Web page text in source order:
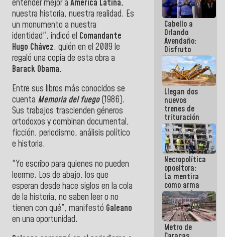
entender mejor a América Latina,
nuestra historia, nuestra realidad. Es
un monumento a nuestra
identidad", indicó el Comandante
Hugo Chávez, quién en el 2009 le
regaló una copia de esta obra a
Barack Obama.
Entre sus libros más conocidos se
cuenta Memoria del fuego(1986).
Sus trabajos trascienden géneros
ortodoxos y combinan documental,
ficción, periodismo, análisis político
e historia.
"Yo escribo para quienes no pueden
leerme. Los de abajo, los que
esperan desde hace siglos en la cola
de la historia, no saben leer o no
tienen con qué”, manifestó Galeano
en una oportunidad.
Cabello a
Orlando
Avendaño:
Disfruto
cada vez
que escribes
porque lo
que haces
es
embarrarla
Llegan dos
nuevos
trenes de
trituración
para
optimizar
manejo de
escombros
en La Guaira
Necropolítica
opositora:
La mentira
como arma
contra el
Pueblo
Metro de